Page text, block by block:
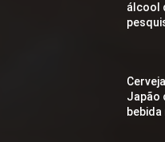
álcool
Japão